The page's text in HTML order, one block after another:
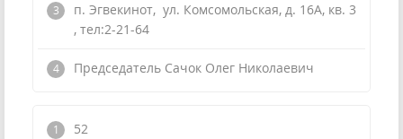
п. Эгвекинот, ул. Комсомольская, д. 16А, кв. 3
, тел:2-21-64
Председатель Сачок Олег Николаевич
52